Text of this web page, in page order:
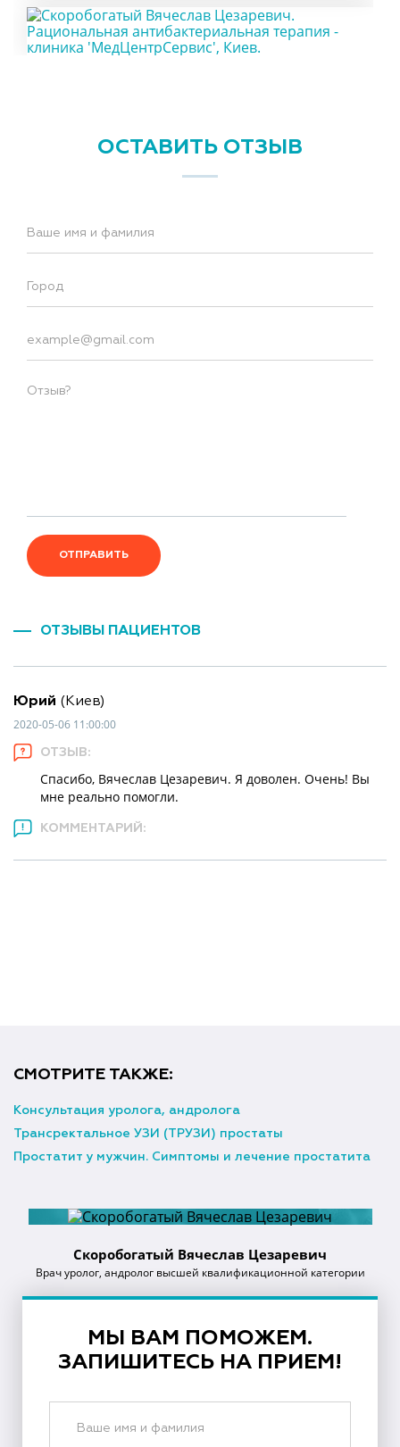
ОСТАВИТЬ ОТЗЫВ
ОТПРАВИТЬ
ОТЗЫВЫ ПАЦИЕНТОВ
Юрий (Киев)
2020-05-06 11:00:00
ОТЗЫВ:
Спасибо, Вячеслав Цезаревич. Я доволен. Очень! Вы
мне реально помогли.
КОММЕНТАРИЙ:
СМОТРИТЕ ТАКЖЕ:
Консультация уролога, андролога
Трансректальное УЗИ (ТРУЗИ) простаты
Простатит у мужчин. Симптомы и лечение простатита
Скоробогатый Вячеслав Цезаревич
Врач уролог, андролог высшей квалификационной категории
МЫ ВАМ ПОМОЖЕМ.
ЗАПИШИТЕСЬ НА ПРИЕМ!